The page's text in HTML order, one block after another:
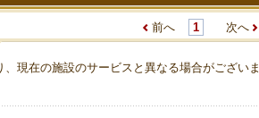
前へ 1 次へ
現在の施設のサービスと異なる場合がございま